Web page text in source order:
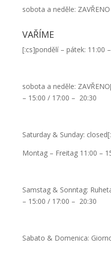
sobota a neděle: ZAVŘENO
VAŘÍME
[:cs]pondělí – pátek: 11:00
sobota a neděle:
– 15:00 / 17:00 – 20:30
Saturday & Sunday:
Montag – Freitag 11:00 –
Samstag & Sonntag:
– 15:00 / 17:00 – 20:30
Sabato & Domenica: